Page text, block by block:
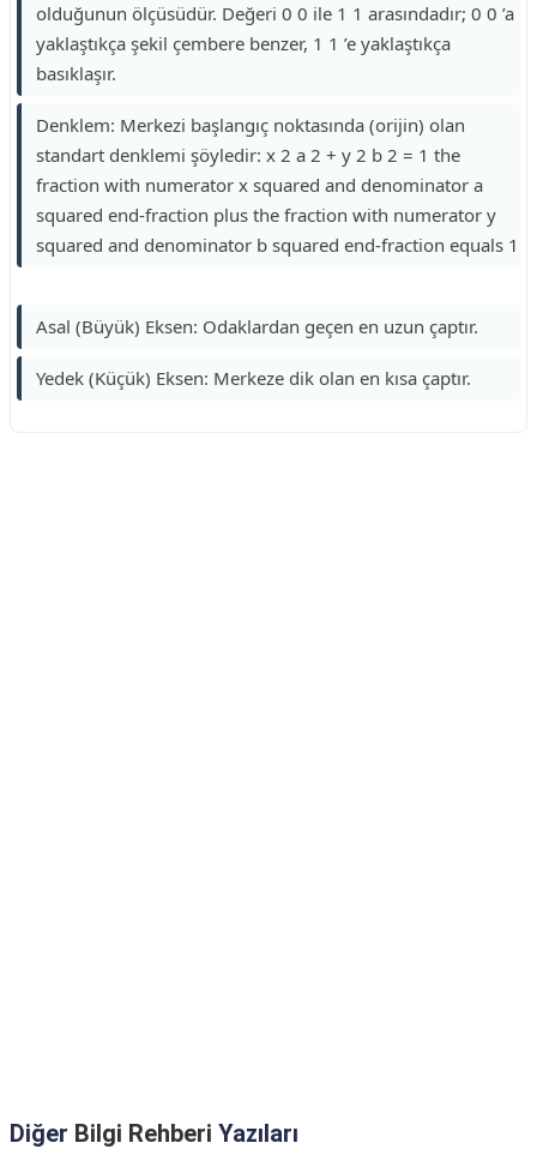
olduğunun ölçüsüdür. Değeri 0 0 ile 1 1 arasındadır; 0 0 ’a
yaklaştıkça şekil çembere benzer, 1 1 ’e yaklaştıkça
basıklaşır.
Denklem: Merkezi başlangıç noktasında (orijin) olan
standart denklemi şöyledir: x 2 a 2 + y 2 b 2 = 1 the
fraction with numerator x squared and denominator a
squared end-fraction plus the fraction with numerator y
squared and denominator b squared end-fraction equals 1
Asal (Büyük) Eksen: Odaklardan geçen en uzun çaptır.
Yedek (Küçük) Eksen: Merkeze dik olan en kısa çaptır.
Diğer Bilgi Rehberi Yazıları